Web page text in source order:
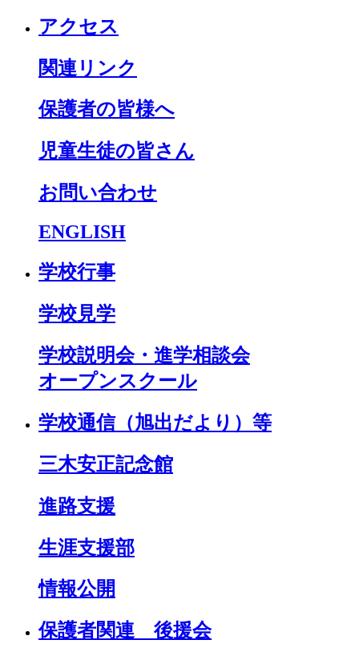
アクセス
関連リンク
保護者の皆様へ
児童生徒の皆さん
お問い合わせ
ENGLISH
学校行事
学校見学
学校説明会・進学相談会
オープンスクール
学校通信（旭出だより）等
三木安正記念館
進路支援
生涯支援部
情報公開
保護者関連 後援会